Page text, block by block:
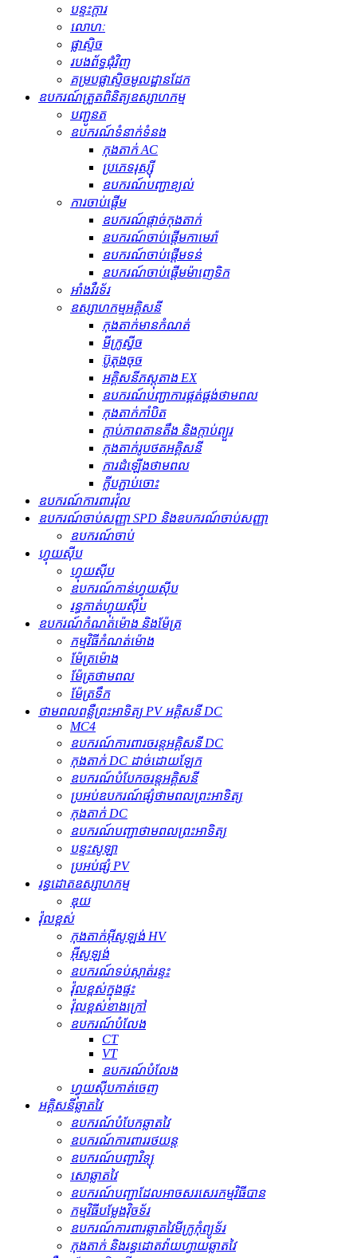
បន្ទះក្តារ
លោហៈ
ផ្លាស្ទិច
របងព័ទ្ធជុំវិញ
គម្របផ្លាស្ទិចមូលដ្ឋានដែក
ឧបករណ៍ត្រួតពិនិត្យឧស្សាហកម្ម
បញ្ជូនត
ឧបករណ៍​ទំនាក់ទំនង
កុងតាក់ AC
ប្រភេទរុស្ស៊ី
ឧបករណ៍បញ្ជាខ្យល់
ការចាប់ផ្តើម
ឧបករណ៍ផ្តាច់កុងតាក់
ឧបករណ៍ចាប់ផ្តើមកាមេរ៉ា
ឧបករណ៍ចាប់ផ្តើមទន់
ឧបករណ៍ចាប់ផ្តើមម៉ាញេទិក
អាំងវឺរទ័រ
ឧស្សាហកម្មអគ្គិសនី
កុងតាក់មានកំណត់
មីក្រូស្វីច
ប៊ូតុងចុច
អគ្គិសនីភស្តុតាង EX
ឧបករណ៍បញ្ជាការផ្គត់ផ្គង់ថាមពល
កុងតាក់កាំបិត
ក្ដាប់ភាពតានតឹង និងក្ដាប់ព្យួរ
កុងតាក់រូបថតអគ្គិសនី
ការដំឡើងថាមពល
ក្លីបភ្ជាប់ចោះ
ឧបករណ៍ការពារវ៉ុល
ឧបករណ៍ចាប់សញ្ញា SPD និងឧបករណ៍ចាប់សញ្ញា
ឧបករណ៍ចាប់
ហ្វុយស៊ីប
ហ្វុយស៊ីប
ឧបករណ៍​កាន់​ហ្វុយស៊ីប
រន្ធ​កាត់​ហ្វុយស៊ីប
ឧបករណ៍កំណត់ម៉ោង និងម៉ែត្រ
កម្មវិធីកំណត់ម៉ោង
ម៉ែត្រម៉ោង
ម៉ែត្រថាមពល
ម៉ែត្រទឹក
ថាមពលពន្លឺព្រះអាទិត្យ PV អគ្គិសនី DC
MC4
ឧបករណ៍ការពារចរន្តអគ្គិសនី DC
កុងតាក់ DC ដាច់ដោយឡែក
ឧបករណ៍បំបែកចរន្តអគ្គិសនី
ប្រអប់ឧបករណ៍ផ្សំថាមពលព្រះអាទិត្យ
កុងតាក់ DC
ឧបករណ៍បញ្ជាថាមពលព្រះអាទិត្យ
បន្ទះសូឡា
ប្រអប់ផ្សំ PV
រន្ធដោតឧស្សាហកម្ម
ឌុយ
វ៉ុលខ្ពស់
កុងតាក់​អ៊ីសូឡង់ HV
អ៊ីសូឡង់
ឧបករណ៍​ទប់ស្កាត់​រន្ទះ
វ៉ុលខ្ពស់ក្នុងផ្ទះ
វ៉ុលខ្ពស់ខាងក្រៅ
ឧបករណ៍បំលែង
CT
VT
ឧបករណ៍បំលែង
ហ្វុយស៊ីបកាត់ចេញ
អគ្គិសនីឆ្លាតវៃ
ឧបករណ៍បំបែកឆ្លាតវៃ
ឧបករណ៍ការពាររថយន្ត
ឧបករណ៍បញ្ជាវិទ្យុ
សោឆ្លាតវៃ
ឧបករណ៍បញ្ជាដែលអាចសរសេរកម្មវិធីបាន
កម្មវិធីបម្លែងវ៉ិចទ័រ
ឧបករណ៍ការពារឆ្លាតវៃមីក្រូកុំព្យូទ័រ
កុងតាក់ និងរន្ធដោតវ៉ាយហ្វាយឆ្លាតវៃ